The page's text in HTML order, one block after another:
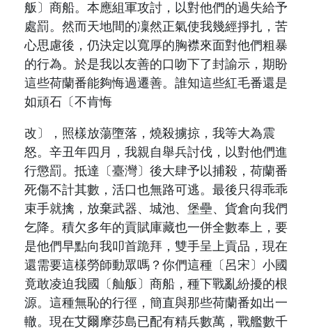
舨〕商船。本應組軍攻討，以對他們的過失給予
處罰。然而天地間的凜然正氣使我幾經掙扎，苦
心思慮後，仍決定以寬厚的胸襟來面對他們粗暴
的行為。於是我以友善的口吻下了封諭示，期盼
這些荷蘭番能夠悔過遷善。誰知這些紅毛番還是
如頑石〔不肯悔
改〕，照樣放蕩墮落，燒殺擄掠，我等大為震
怒。辛丑年四月，我親自舉兵討伐，以對他們進
行懲罰。抵達〔臺灣〕後大肆予以捕殺，荷蘭番
死傷不計其數，活口也無路可逃。最後只得乖乖
束手就擒，放棄武器、城池、堡壘、貨倉向我們
乞降。積欠多年的貢賦庫藏也一併全數奉上，要
是他們早點向我叩首跪拜，雙手呈上貢品，現在
還需要這樣勞師動眾嗎？你們這種〔呂宋〕小國
竟敢凌迫我國〔舢舨〕商船，種下戰亂紛擾的根
源。這種無恥的行徑，簡直與那些荷蘭番如出一
轍。現在艾爾摩莎島已配有精兵數萬，戰艦數千